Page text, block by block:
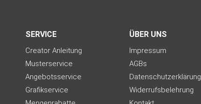
SERVICE
Creator Anleitung
Musterservice
Angebotsservice
Grafikservice
ÜBER UNS
Impressum
AGBs
Datenschutzerklärung
Widerrufsbelehrung